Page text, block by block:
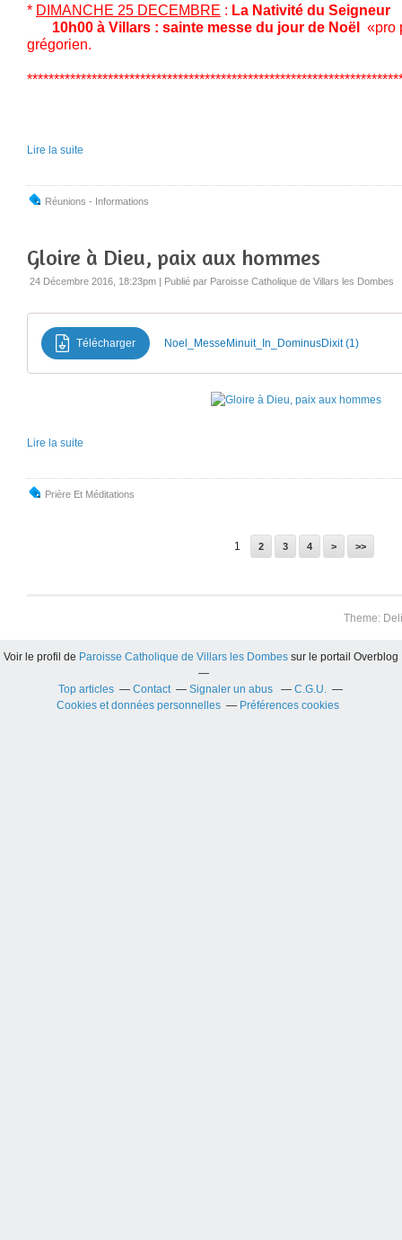
* DIMANCHE 25 DECEMBRE : La Nativité du Seigneur
10h00 à Villars : sainte messe du jour de Noël
«pro
grégorien.
Lire la suite
Réunions - Informations
Gloire à Dieu, paix aux hommes
24 Décembre 2016, 18:23pm | Publié par Paroisse Catholique de Villars les Dombes
Télécharger Noel_MesseMinuit_In_DominusDixit (1)
Lire la suite
Prière Et Méditations
1 2 3 4 > >>
Theme:
Voir le profil de Paroisse Catholique de Villars les Dombes sur le portail Overblog
Top articles Contact Signaler un abus
C.G.U.
Cookies et données personnelles
Préférences cookies